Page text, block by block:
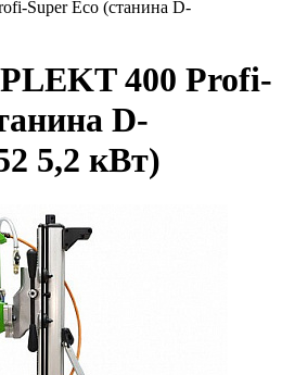
Super Eco (станина D-
400 Profi-
D-
5,2 кВт)